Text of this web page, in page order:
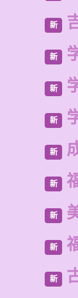
新
新
新
新
新
新
新
新
新